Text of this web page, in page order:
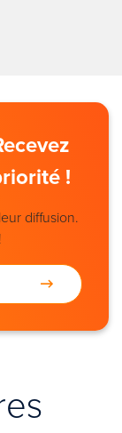
!
diffusion.